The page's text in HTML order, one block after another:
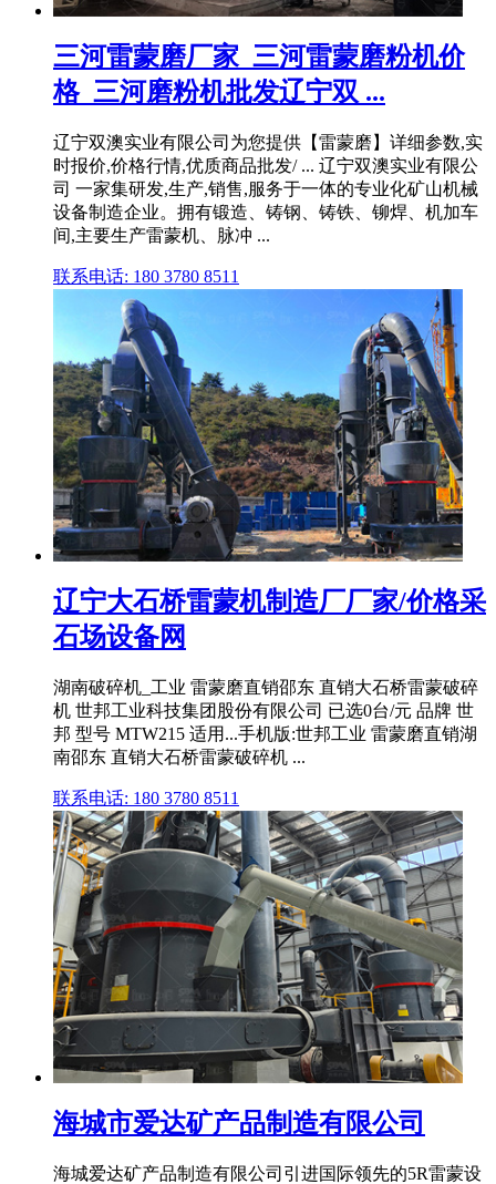
三河雷蒙磨厂家_三河雷蒙磨粉机价
格_三河磨粉机批发辽宁双 ...
辽宁双澳实业有限公司为您提供【雷蒙磨】详细参数,实
时报价,价格行情,优质商品批发/ ... 辽宁双澳实业有限公
司 一家集研发,生产,销售,服务于一体的专业化矿山机械
设备制造企业。拥有锻造、铸钢、铸铁、铆焊、机加车
间,主要生产雷蒙机、脉冲 ...
联系电话: 180 3780 8511
辽宁大石桥雷蒙机制造厂厂家/价格采
石场设备网
湖南破碎机_工业 雷蒙磨直销邵东 直销大石桥雷蒙破碎
机 世邦工业科技集团股份有限公司 已选0台/元 品牌 世
邦 型号 MTW215 适用...手机版:世邦工业 雷蒙磨直销湖
南邵东 直销大石桥雷蒙破碎机 ...
联系电话: 180 3780 8511
海城市爱达矿产品制造有限公司
海城爱达矿产品制造有限公司引进国际领先的5R雷蒙设